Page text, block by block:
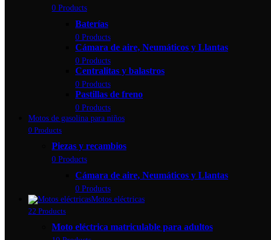
0 Products
Baterías
0 Products
Cámara de aire, Neumáticos y Llantas
0 Products
Centralitas y balastros
0 Products
Pastillas de freno
0 Products
Motos de gasolina para niños
0 Products
Piezas y recambios
0 Products
Cámara de aire, Neumáticos y Llantas
0 Products
Motos eléctricas
22 Products
Moto eléctrica matriculable para adultos